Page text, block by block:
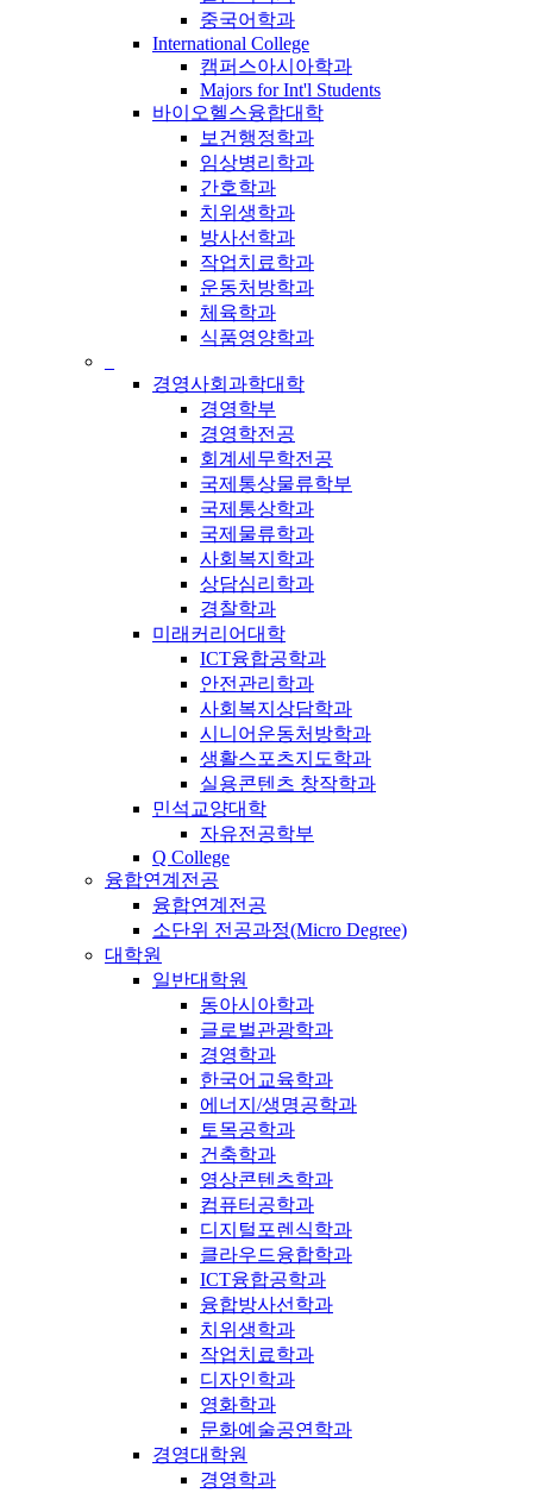
중국어학과
International College
캠퍼스아시아학과
Majors for Int'l Students
바이오헬스융합대학
보건행정학과
임상병리학과
간호학과
치위생학과
방사선학과
작업치료학과
운동처방학과
체육학과
식품영양학과
경영사회과학대학
경영학부
경영학전공
회계세무학전공
국제통상물류학부
국제통상학과
국제물류학과
사회복지학과
상담심리학과
경찰학과
미래커리어대학
ICT융합공학과
안전관리학과
사회복지상담학과
시니어운동처방학과
생활스포츠지도학과
실용콘텐츠 창작학과
민석교양대학
자유전공학부
Q College
융합연계전공
융합연계전공
소단위 전공과정(Micro Degree)
대학원
일반대학원
동아시아학과
글로벌관광학과
경영학과
한국어교육학과
에너지/생명공학과
토목공학과
건축학과
영상콘텐츠학과
컴퓨터공학과
디지털포렌식학과
클라우드융합학과
ICT융합공학과
융합방사선학과
치위생학과
작업치료학과
디자인학과
영화학과
문화예술공연학과
경영대학원
경영학과